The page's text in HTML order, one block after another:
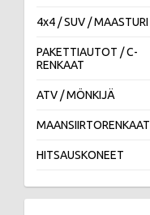
4x4 / SUV / MAASTURI
PAKETTIAUTOT / C-
RENKAAT
ATV / MÖNKIJÄ
MAANSIIRTORENKAAT
HITSAUSKONEET